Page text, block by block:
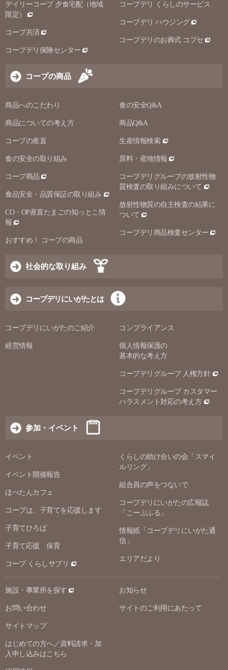
デイリーコープ 夕食宅配（地域
限定）
コープ共済
コープデリ保険センター
コープデリ くらしのサービス
コープデリ ハウジング
コープデリのお葬式 コプセ
コープの商品
商品へのこだわり
商品についての考え方
コープの産直
食の安全の取り組み
コープ商品
食品安全・品質保証の取り組み
CO・OP産直たまごの知っとこ情
報
おすすめ！ コープの商品
食の安全Q&A
商品Q&A
生産情報検索
原料・産地情報
コープデリグループの放射性物
質検査の取り組みについて
放射性物質の自主検査の結果に
ついて
コープデリ商品検査センター
社会的な取り組み
コープデリにいがたとは
コープデリにいがたのご紹介
経営情報
コンプライアンス
個人情報保護の
基本的な考え方
コープデリグループ 人権方針
コープデリグループ カスタマー
ハラスメント対応の考え方
参加・イベント
イベント
イベント開催報告
ほぺたんカフェ
コープは、子育てを応援します
子育てひろば
子育て応援 保育
コープ くらしサプリ
くらしの助け合いの会「スマイ
ルリング」
組合員の声をつないで
コープデリにいがたの広報誌
「こーぷふる」
情報紙「コープデリにいがた通
信」
エリアだより
施設・事業所を探す
お問い合わせ
サイトマップ
はじめての方へ／資料請求・加
入申し込みはこちら
お知らせ
サイトのご利用にあたって